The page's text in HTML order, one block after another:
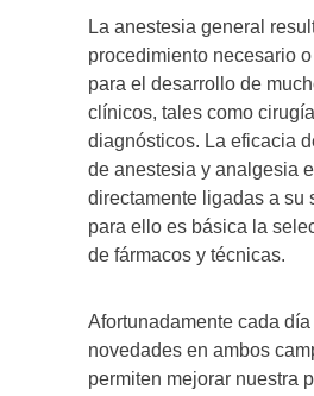
La anestesia general
procedimiento necesario
para el desarrollo de
clínicos, tales como
diagnósticos. La eficacia
de anestesia y analgesia
directamente ligadas a su
para ello es básica la
de fármacos y técnicas.
Afortunadamente cada
novedades en ambos
permiten mejorar nuestra